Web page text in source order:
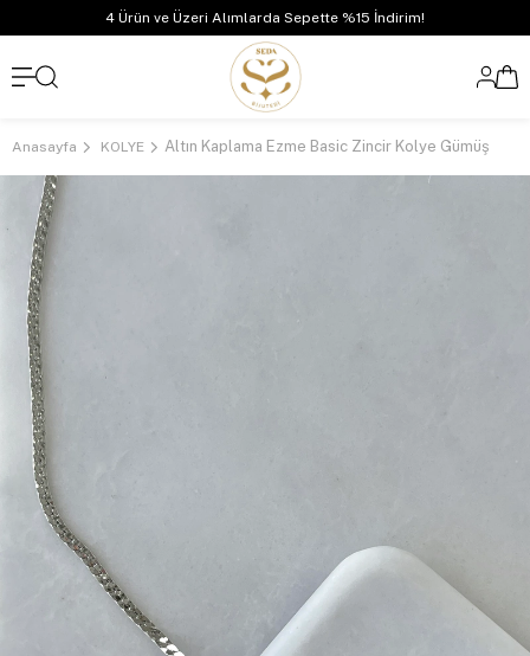
4 Ürün ve Üzeri Alımlarda Sepette %15 İndirim!
Anasayfa KOLYE Altın Kaplama Ezme Basic Zincir Kolye Gümüş